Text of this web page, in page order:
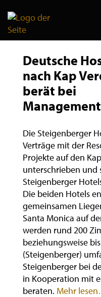
Deutsche
nach Kap
berät bei
Die Steigenberger
Verträge mit der
Projekte auf den
unterschrieben und
Steigenberger
Die beiden Hotels
gemeinsamen
Santa Monica auf
werden rund 200
beziehungsweise
(Steigenberger)
Steigenberger bei
in Kooperation mit
beraten. Mehr